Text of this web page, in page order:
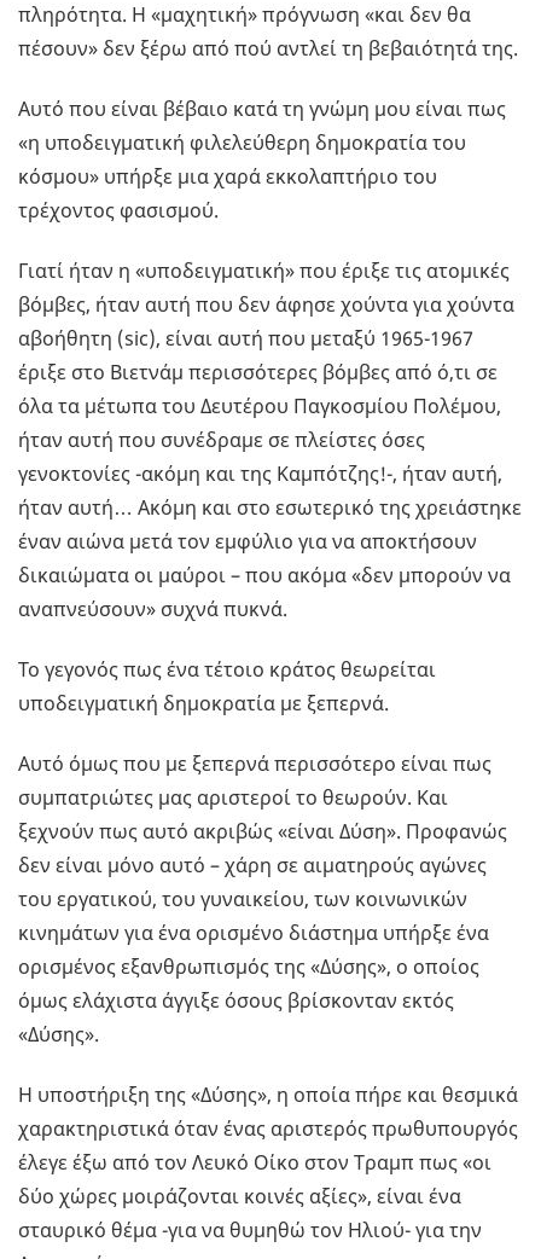
πληρότητα. Η «μαχητική» πρόγνωση «και δεν θα
πέσουν» δεν ξέρω από πού αντλεί τη βεβαιότητά της.
Αυτό που είναι βέβαιο κατά τη γνώμη μου είναι πως
«η υποδειγματική φιλελεύθερη δημοκρατία του
κόσμου» υπήρξε μια χαρά εκκολαπτήριο του
τρέχοντος φασισμού.
Γιατί ήταν η «υποδειγματική» που έριξε τις ατομικές
βόμβες, ήταν αυτή που δεν άφησε χούντα για χούντα
αβοήθητη (sic), είναι αυτή που μεταξύ 1965-1967
έριξε στο Βιετνάμ περισσότερες βόμβες από ό,τι σε
όλα τα μέτωπα του Δευτέρου Παγκοσμίου Πολέμου,
ήταν αυτή που συνέδραμε σε πλείστες όσες
γενοκτονίες -ακόμη και της Καμπότζης!-, ήταν αυτή,
ήταν αυτή… Ακόμη και στο εσωτερικό της χρειάστηκε
έναν αιώνα μετά τον εμφύλιο για να αποκτήσουν
δικαιώματα οι μαύροι – που ακόμα «δεν μπορούν να
αναπνεύσουν» συχνά πυκνά.
Το γεγονός πως ένα τέτοιο κράτος θεωρείται
υποδειγματική δημοκρατία με ξεπερνά.
Αυτό όμως που με ξεπερνά περισσότερο είναι πως
συμπατριώτες μας αριστεροί το θεωρούν. Και
ξεχνούν πως αυτό ακριβώς «είναι Δύση». Προφανώς
δεν είναι μόνο αυτό – χάρη σε αιματηρούς αγώνες
του εργατικού, του γυναικείου, των κοινωνικών
κινημάτων για ένα ορισμένο διάστημα υπήρξε ένα
ορισμένος εξανθρωπισμός της «Δύσης», ο οποίος
όμως ελάχιστα άγγιξε όσους βρίσκονταν εκτός
«Δύσης».
Η υποστήριξη της «Δύσης», η οποία πήρε και θεσμικά
χαρακτηριστικά όταν ένας αριστερός πρωθυπουργός
έλεγε έξω από τον Λευκό Οίκο στον Τραμπ πως «οι
δύο χώρες μοιράζονται κοινές αξίες», είναι ένα
σταυρικό θέμα -για να θυμηθώ τον Ηλιού- για την